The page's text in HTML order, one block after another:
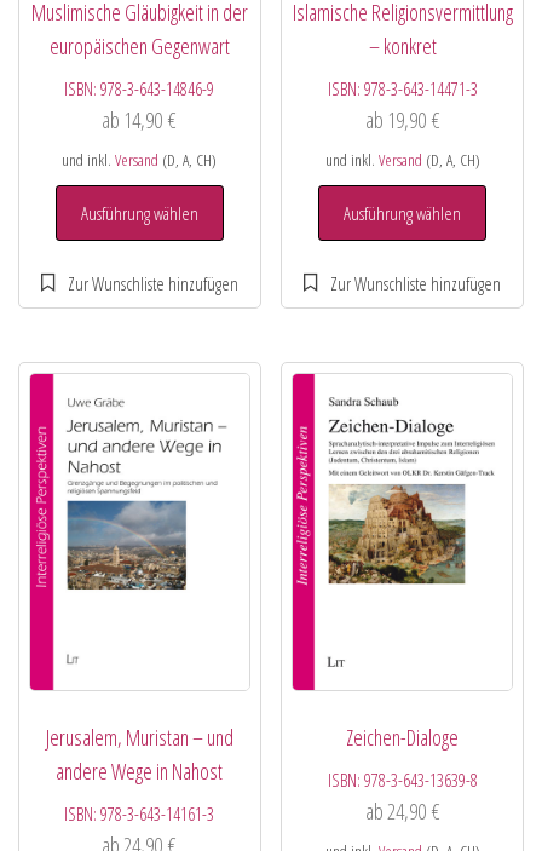
Muslimische Gläubigkeit in der
europäischen Gegenwart
ISBN:978-3-643-14846-9
ab 14,90€
und inkl.Versand (D, A, CH)
Ausführung wählen
Islamische Religionsvermittlung
– konkret
ISBN: 978-3-643-14471-3
ab 19,90 €
und inkl. Versand (D, A, CH)
Ausführung wählen
Jerusalem, Muristan – und
andere Wege in Nahost
ISBN:978-3-643-14161-3
ab 24,90€
Zeichen-Dialoge
ISBN: 978-3-643-13639-8
ab 24,90 €